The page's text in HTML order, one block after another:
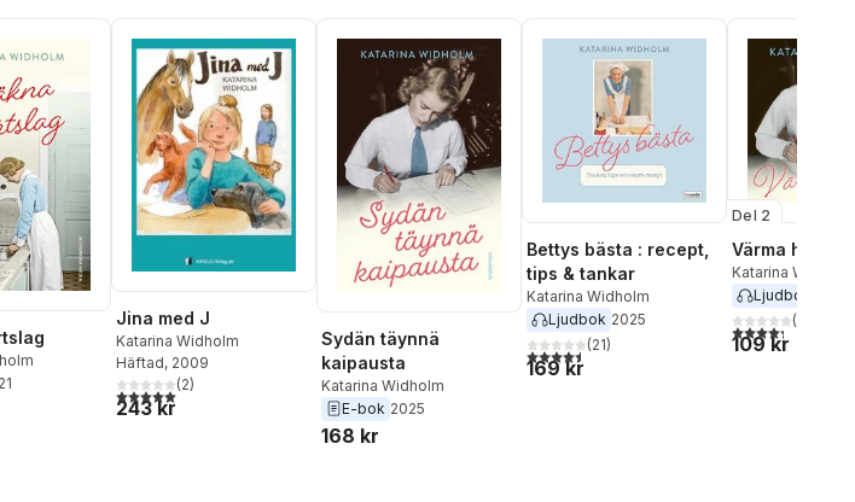
Totalt antal röster:
Jina med J
Katarina Widholm
Häftad, 2009
5,0utav 5 stjärnor. Totalt antal röster:
(2)
243 kr
Sydän täynnä
kaipausta
Katarina Widholm
E-bok 2025
168 kr
Bettys bästa : recept,
tips & tankar
Katarina Widholm
Ljudbok 2025
4,5utav 5 stjärnor. Totalt antal röster:
(21)
169 kr
Del 2
Värma händer
Katarina Widholm
Ljudbok
4,3utav 5(
109 kr